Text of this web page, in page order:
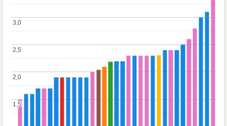
1,5
1,5
2,0
2,0
2,5
2,5
3,0
3,0